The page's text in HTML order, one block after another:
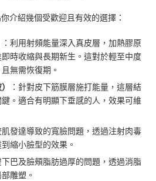
介紹幾個受歡迎且有效的選擇：
：利用射頻能量深入真皮層，加熱膠原
時收縮與長期新生。這對於輕至中度
無需恢復期。
：針對皮下筋膜層施打能量，這層結
。適合有明顯下垂感的人，效果可維
肌發達導致的寬臉問題，透過注射肉毒
縮小臉型的效果。
下巴及臉頰脂肪過厚的問題，透過消脂
雕塑。